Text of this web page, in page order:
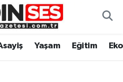
Yaşam Eğitim